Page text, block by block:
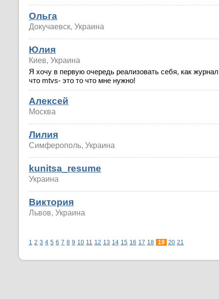
Ольга
Докучаевск, Украина
Юлия
Киев, Украина
Я хочу в первую очередь реализовать себя, как
что mtvs- это то что мне нужно!
Алексей
Москва
Лилия
Симферополь, Украина
kunitsa_resume
Украина
Виктория
Львов, Украина
1 2 3 4 5 6 7 8 9 10 11 12 13 14 15 16 17 18 19 20 21